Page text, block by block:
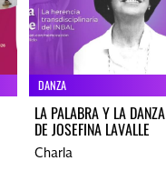
DANZA
LA PALABRA Y LA DANZA
DE JOSEFINA LAVALLE
Charla